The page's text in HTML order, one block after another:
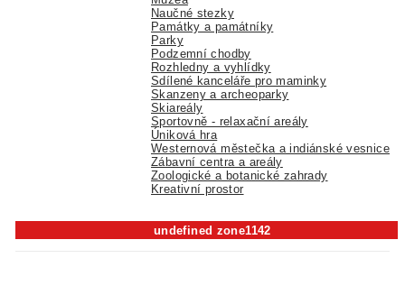
Naučné stezky
Památky a památníky
Parky
Podzemní chodby
Rozhledny a vyhlídky
Sdílené kanceláře pro maminky
Skanzeny a archeoparky
Skiareály
Sportovně - relaxační areály
Úniková hra
Westernová městečka a indiánské vesnice
Zábavní centra a areály
Zoologické a botanické zahrady
Kreativní prostor
undefined zone1142